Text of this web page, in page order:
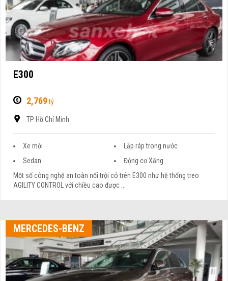
E300
2,769tỷ
TP Hồ Chí Minh
Xe mới
Lắp ráp trong nước
Sedan
Động cơ Xăng
Một số công nghệ an toàn nổi trội có trên E300 như hệ thống treo
AGILITY CONTROL với chiều cao được ...
MERCEDES-BENZ